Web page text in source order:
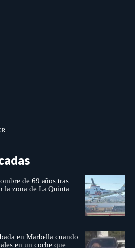
de 69 años tras
la zona de La Quinta
en Marbella cuando
en un coche que